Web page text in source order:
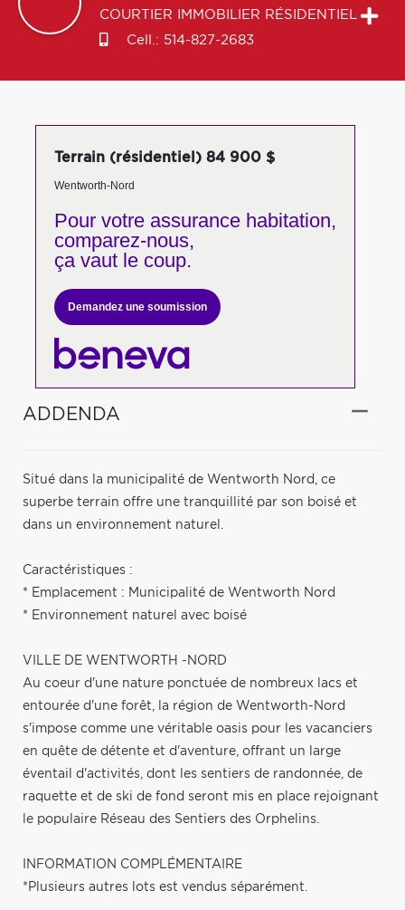
COURTIER IMMOBILIER RÉSIDENTIEL
Cell.: 514-827-2683
Terrain (résidentiel) 84 900 $
Wentworth-Nord
Pour votreassurance habitation,
comparez-nous,
ça vaut le coup.
Demandez une soumission
ADDENDA
Situé dans la municipalité de Wentworth Nord, ce
superbe terrain offre une tranquillité par son boisé et
dans un environnement naturel.
Caractéristiques :
* Emplacement : Municipalité de Wentworth Nord
* Environnement naturel avec boisé
VILLE DE WENTWORTH -NORD
Au coeur d'une nature ponctuée de nombreux lacs et
entourée d'une forêt, la région de Wentworth-Nord
s'impose comme une véritable oasis pour les vacanciers
en quête de détente et d'aventure, offrant un large
éventail d'activités, dont les sentiers de randonnée, de
raquette et de ski de fond seront mis en place rejoignant
le populaire Réseau des Sentiers des Orphelins.
INFORMATION COMPLÉMENTAIRE
*Plusieurs autres lots est vendus séparément.